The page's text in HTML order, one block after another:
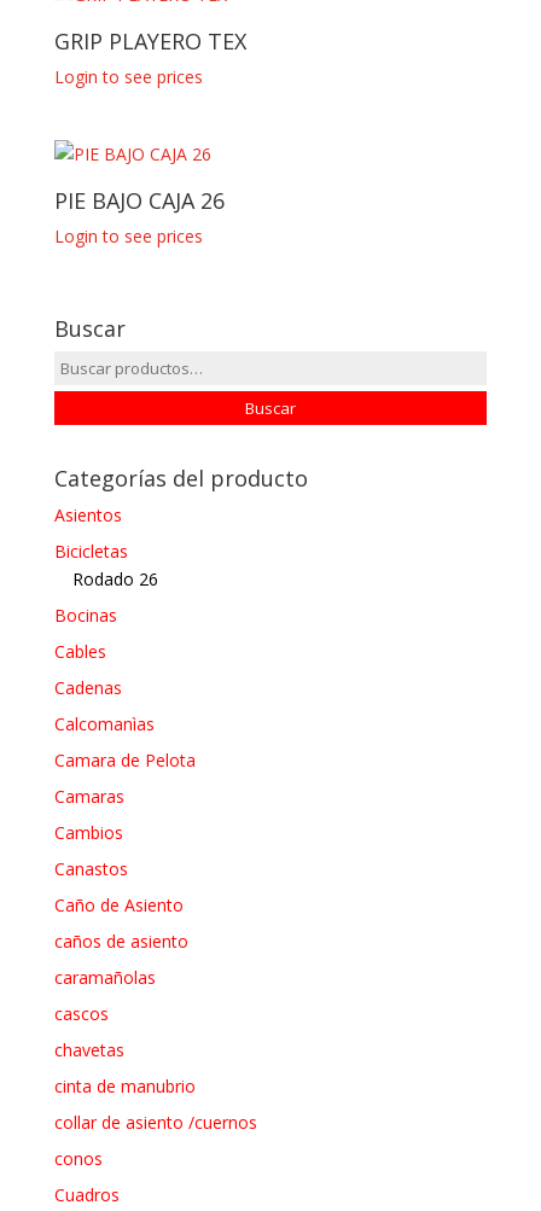
GRIP PLAYERO TEX
Login to see prices
PIE BAJO CAJA 26
Login to see prices
Buscar
Buscar
por:
Buscar
Categorías del producto
Asientos
Bicicletas
Rodado 26
Bocinas
Cables
Cadenas
Calcomanìas
Camara de Pelota
Camaras
Cambios
Canastos
Caño de Asiento
caños de asiento
caramañolas
cascos
chavetas
cinta de manubrio
collar de asiento /cuernos
conos
Cuadros